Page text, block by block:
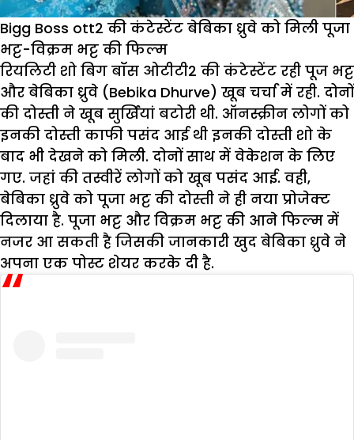
Bigg Boss ott2 की कंटेस्टेंट बेबिका ध्रुवे को मिली पूजा
भट्ट-विक्रम भट्ट की फिल्म
रियलिटी शो बिग बॉस ओटीटी2 की कंटेस्टेंट रही पूज भट्ट
और बेबिका ध्रुवे (Bebika Dhurve) खूब चर्चा में रही. दोनों
की दोस्ती ने खूब सुर्खियां बटोरी थी. ऑनस्क्रीन लोगों को
इनकी दोस्ती काफी पसंद आई थी इनकी दोस्ती शो के
बाद भी देखने को मिली. दोनों साथ में वेकेशन के लिए
गए. जहां की तस्वीरें लोगों को खूब पसंद आई. वही,
बेबिका ध्रुवे को पूजा भट्ट की दोस्ती ने ही नया प्रोजेक्ट
दिलाया है. पूजा भट्ट और विक्रम भट्ट की आने फिल्म में
नजर आ सकती है जिसकी जानकारी खुद बेबिका ध्रुवे ने
अपना एक पोस्ट शेयर करके दी है.